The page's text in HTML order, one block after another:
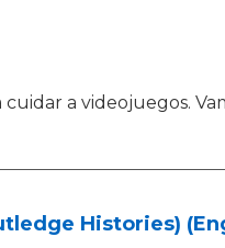
cuidar a videojuegos.
Histories)